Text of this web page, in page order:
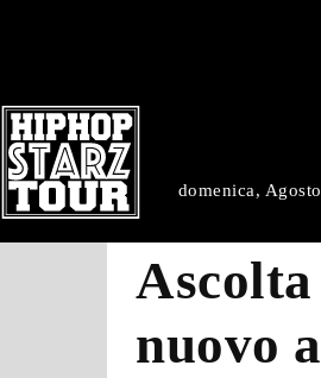
domenica,
nuovo